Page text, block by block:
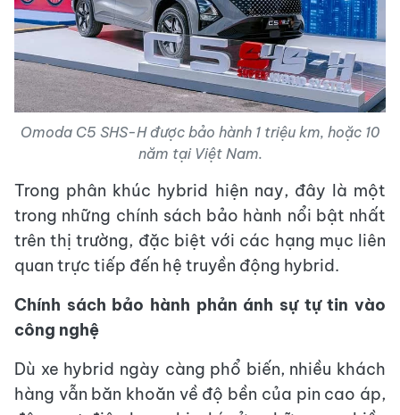
Omoda C5 SHS-H được bảo hành 1 triệu km, hoặc 10
năm tại Việt Nam.
Trong phân khúc hybrid hiện nay, đây là một
trong những chính sách bảo hành nổi bật nhất
trên thị trường, đặc biệt với các hạng mục liên
quan trực tiếp đến hệ truyền động hybrid.
Chính sách bảo hành phản ánh sự tự tin vào
công nghệ
Dù xe hybrid ngày càng phổ biến, nhiều khách
hàng vẫn băn khoăn về độ bền của pin cao áp,